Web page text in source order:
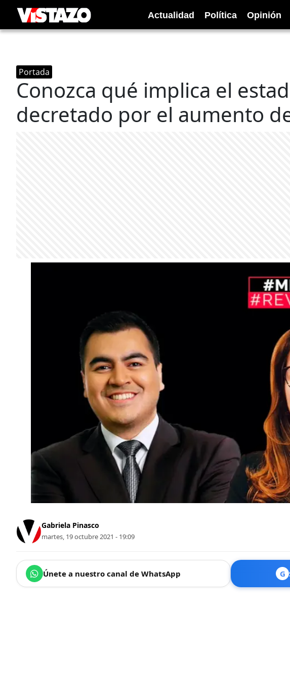
Actualidad Política Opinión
Portada
Conozca qué implica el
decretado por el aumento
Gabriela Pinasco
martes, 19 octubre 2021 - 19:09
Únete a nuestro canal de WhatsApp G